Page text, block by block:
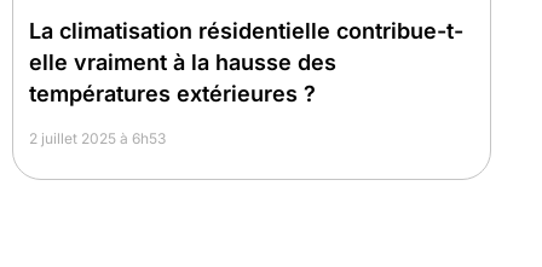
La climatisation résidentielle contribue-t-
elle vraiment à la hausse des
températures extérieures ?
2 juillet 2025 à 6h53